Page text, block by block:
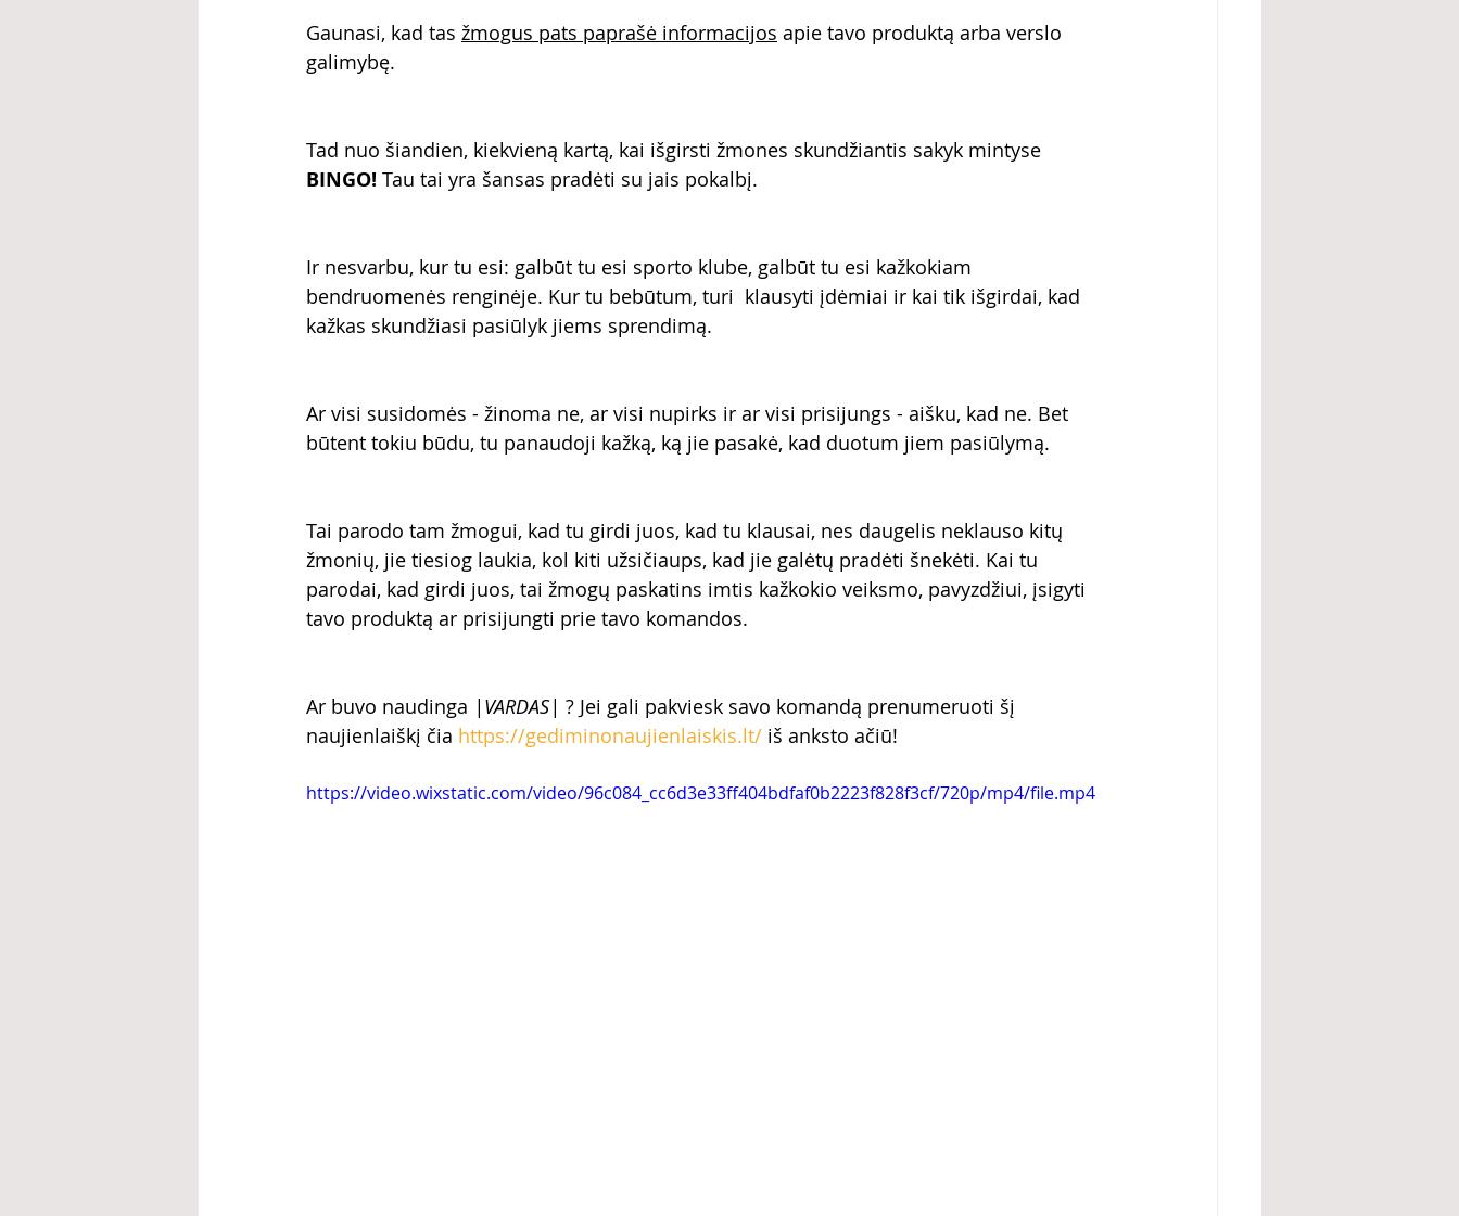
Gaunasi, kad tas žmogus pats paprašė informacijos apie tavo produktą arba verslo
galimybę.
Tad nuo šiandien, kiekvieną kartą, kai išgirsti žmones skundžiantis sakyk mintyse
BINGO! Tau tai yra šansas pradėti su jais pokalbį.
Ir nesvarbu, kur tu esi: galbūt tu esi sporto klube, galbūt tu esi kažkokiam
bendruomenės renginėje. Kur tu bebūtum, turi  klausyti įdėmiai ir kai tik išgirdai, kad
kažkas skundžiasi pasiūlyk jiems sprendimą.
Ar visi susidomės - žinoma ne, ar visi nupirks ir ar visi prisijungs - aišku, kad ne. Bet
būtent tokiu būdu, tu panaudoji kažką, ką jie pasakė, kad duotum jiem pasiūlymą.
Tai parodo tam žmogui, kad tu girdi juos, kad tu klausai, nes daugelis neklauso kitų
žmonių, jie tiesiog laukia, kol kiti užsičiaups, kad jie galėtų pradėti šnekėti. Kai tu
parodai, kad girdi juos, tai žmogų paskatins imtis kažkokio veiksmo, pavyzdžiui, įsigyti
tavo produktą ar prisijungti prie tavo komandos.
Ar buvo naudinga |VARDAS| ? Jei gali pakviesk savo komandą prenumeruoti šį
naujienlaiškį čia https://gediminonaujienlaiskis.lt/ iš anksto ačiū!
https://video.wixstatic.com/video/96c084_cc6d3e33ff404bdfaf0b2223f828f3cf/720p/mp4/file.mp4